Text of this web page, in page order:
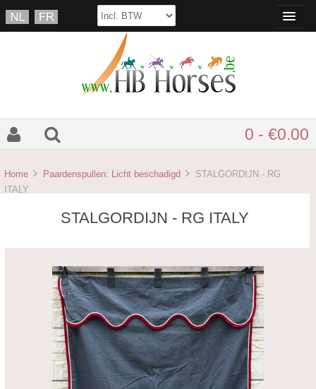
0 - €0.00
Home Paardenspullen: Licht beschadigd
STALGORDIJN - RG
ITALY
STALGORDIJN - RG ITALY